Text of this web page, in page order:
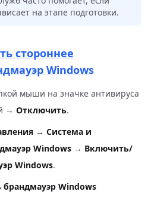
на этапе подготовки.
стороннее
Windows
мыши на значке антивируса
→ Отключить.
→ Система и
Windows → Включить/
Windows.
Windows